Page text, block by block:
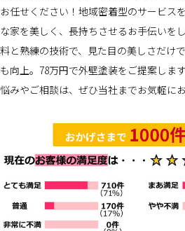
お任せください！地域密着型のサービス
な家を美しく、長持ちさせるお手伝いを
料と熟練の技術で、見た目の美しさだけ
も向上。78万円で外壁塗装をご提案しま
悩みやご相談は、ぜひ当社までお気軽に